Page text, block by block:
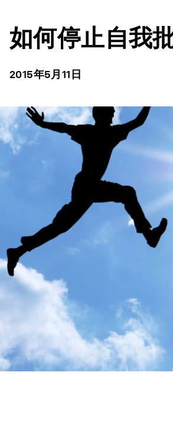
如何停止自我
2015年5月11日